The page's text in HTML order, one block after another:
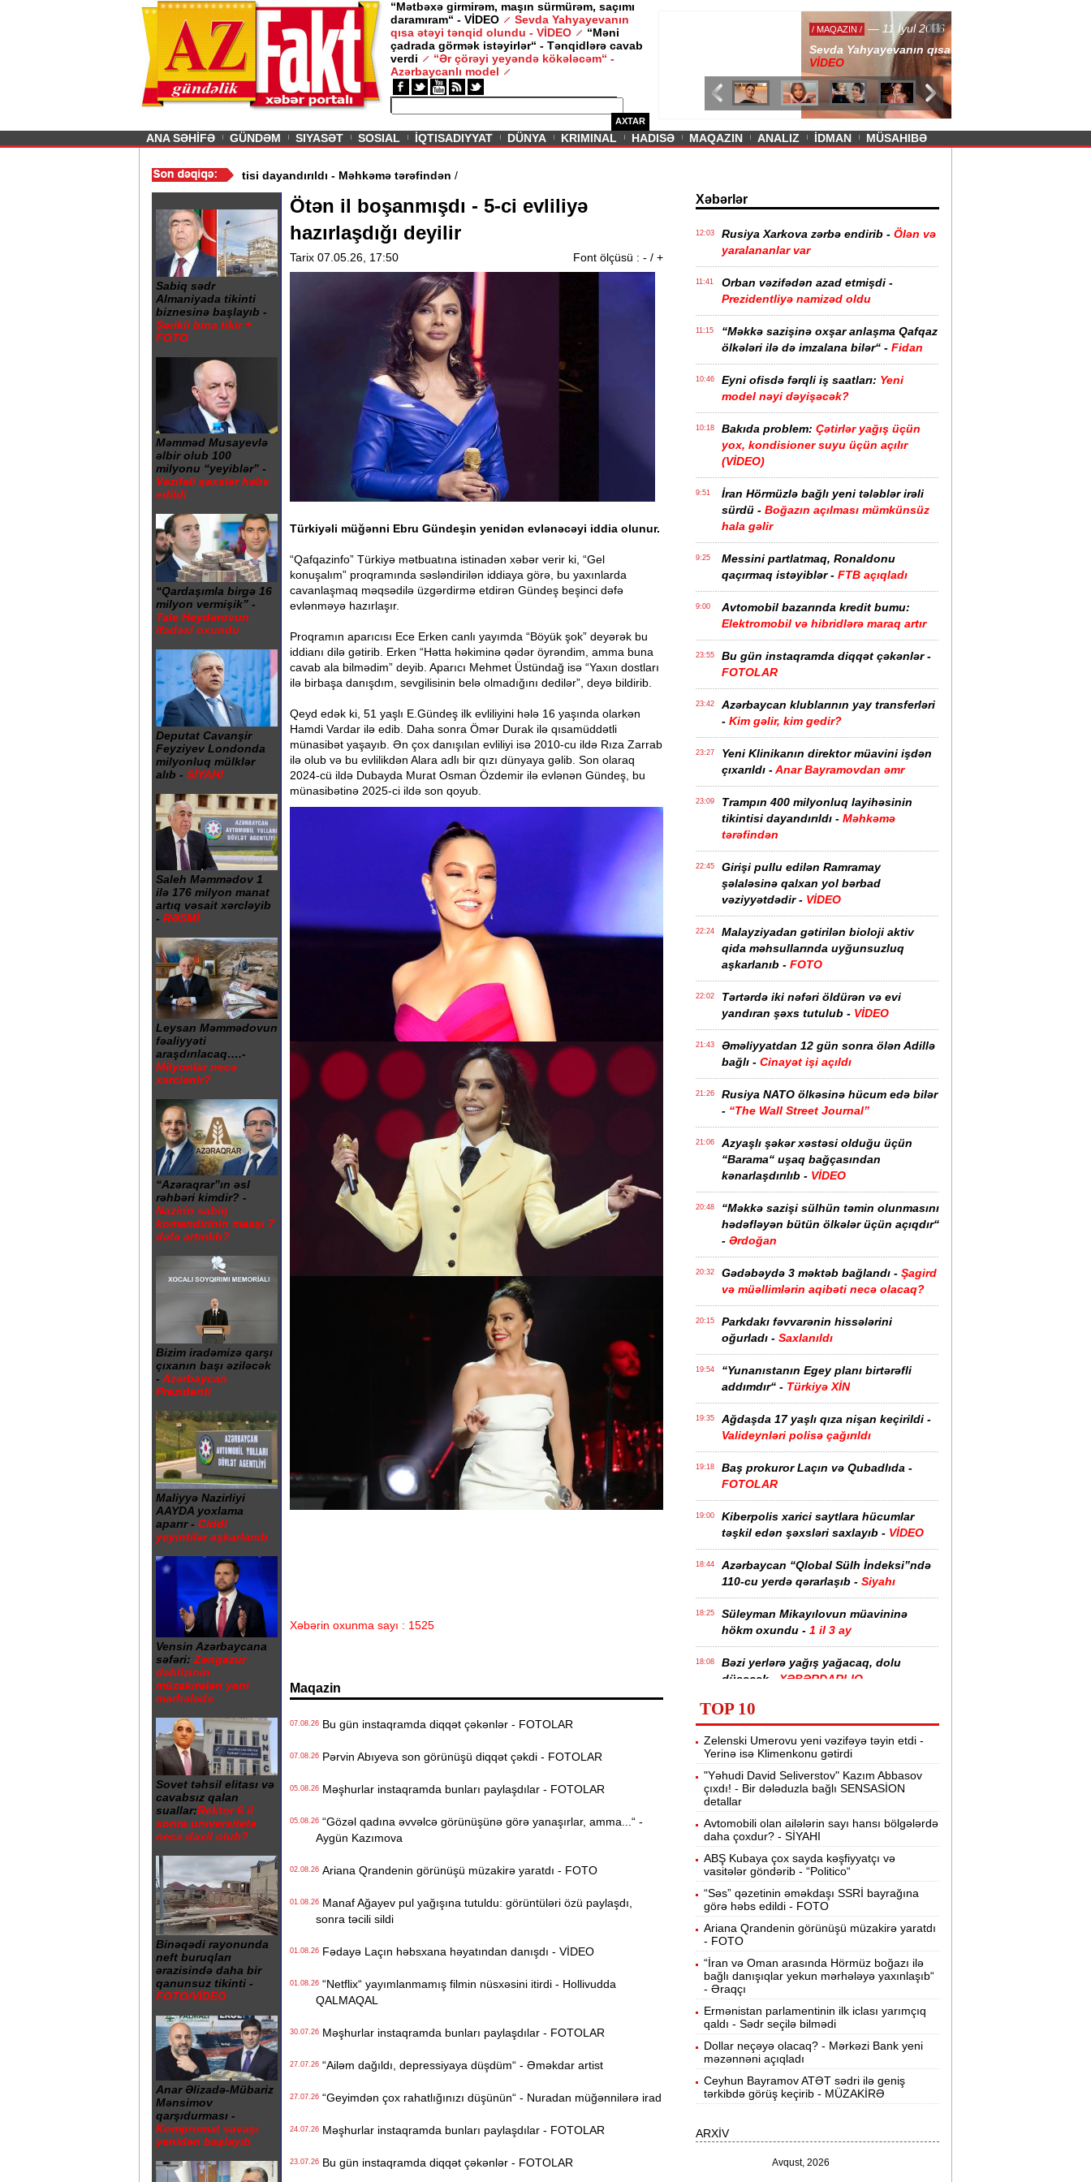
“Mətbəxə girmirəm, maşın sürmürəm, saçımı
daramıram“ - VİDEO
Sevda Yahyayevanın
qısa ətəyi tənqid olundu - VİDEO
“Məni
çadrada görmək istəyirlər“ - Tənqidlərə cavab
verdi
“Ər çörəyi yeyəndə kökələcəm“ -
Azərbaycanlı model
AXTAR
Sevda Yahyayevanın qısa ətəyi tənqid olundu -
Previous
ANA SƏHİFƏ GÜNDƏM SIYASƏT SOSIAL İQTISADIYYAT DÜNYA KRIMINAL HADISƏ MAQAZIN ANALIZ İDMAN MÜSAHIBƏ
Trampın 400 milyonluq layihəsinin tikintisi dayandırıldı - Məhkəmə tərəfindən
Sabiq sədr
Almaniyada tikinti
biznesinə başlayıb -
Şərikli bina tikir +
FOTO
Məmməd Musayevlə
əlbir olub 100
milyonu “yeyiblər” -
Vəzifəli şəxslər həbs
edildi
“Qardaşımla birgə 16
milyon vermişik” -
Tale Heydərovun
ifadəsi oxundu
Deputat Cavanşir
Feyziyev Londonda
milyonluq mülklər
alıb - SİYAHI
Saleh Məmmədov 1
ilə 176 milyon manat
artıq vəsait xərcləyib
- RƏSMİ
Leysan Məmmədovun
fəaliyyəti
araşdırılacaq….-
Milyonlar necə
xərclənir?
“Azəraqrar”ın əsl
rəhbəri kimdir? -
Nazirin sabiq
komandirinin maaşı 7
dəfə artırılıb?
Bizim iradəmizə qarşı
çıxanın başı əziləcək
- Azərbaycan
Prezidenti
Maliyyə Nazirliyi
AAYDA yoxlama
aparır - Ciddi
yeyintilər aşkarlanıb
Vensin Azərbaycana
səfəri: Zəngəzur
dəhlizinin
müzakirələri yeni
mərhələdə
Sovet təhsil elitası və
cavabsız qalan
suallar:Rektor 6 il
sonra universitetə
necə daxil olub?
Binəqədi rayonunda
neft buruqları
ərazisində daha bir
qanunsuz tikinti -
FOTO/VİDEO
Anar Əlizadə-Mübariz
Mənsimov
qarşıdurması -
Kompromat savaşı
yenidən başlayıb
Ötən il boşanmışdı - 5-ci evliliyə
hazırlaşdığı deyilir
Tarix 07.05.26, 17:50 Font ölçüsü : - / +
Türkiyəli müğənni Ebru Gündeşin yenidən evlənəcəyi iddia olunur.
“Qafqazinfo” Türkiyə mətbuatına istinadən xəbər verir ki, “Gel
konuşalım” proqramında səsləndirilən iddiaya görə, bu yaxınlarda
cavanlaşmaq məqsədilə üzgərdirmə etdirən Gündeş beşinci dəfə
evlənməyə hazırlaşır.
Proqramın aparıcısı Ece Erken canlı yayımda “Böyük şok” deyərək bu
iddianı dilə gətirib. Erken “Hətta həkiminə qədər öyrəndim, amma buna
cavab ala bilmədim” deyib. Aparıcı Mehmet Üstündağ isə “Yaxın dostları
ilə birbaşa danışdım, sevgilisinin belə olmadığını dedilər”, deyə bildirib.
Qeyd edək ki, 51 yaşlı E.Gündeş ilk evliliyini hələ 16 yaşında olarkən
Hamdi Vardar ilə edib. Daha sonra Ömər Durak ilə qısamüddətli
münasibət yaşayıb. Ən çox danışılan evliliyi isə 2010-cu ildə Rıza Zarrab
ilə olub və bu evlilikdən Alara adlı bir qızı dünyaya gəlib. Son olaraq
2024-cü ildə Dubayda Murat Osman Özdemir ilə evlənən Gündeş, bu
münasibətinə 2025-ci ildə son qoyub.
Xəbərin oxunma sayı : 1525
Maqazin
07.08.26Bu gün instaqramda diqqət çəkənlər - FOTOLAR
07.08.26Pərvin Abıyeva son görünüşü diqqət çəkdi - FOTOLAR
05.08.26Məşhurlar instaqramda bunları paylaşdılar - FOTOLAR
05.08.26“Gözəl qadına əvvəlcə görünüşünə görə yanaşırlar, amma...“ -
Aygün Kazımova
02.08.26Ariana Qrandenin görünüşü müzakirə yaratdı - FOTO
01.08.26Manaf Ağayev pul yağışına tutuldu: görüntüləri özü paylaşdı,
sonra təcili sildi
01.08.26Fədayə Laçın həbsxana həyatından danışdı - VİDEO
01.08.26“Netflix“ yayımlanmamış filmin nüsxəsini itirdi - Hollivudda
QALMAQAL
30.07.26Məşhurlar instaqramda bunları paylaşdılar - FOTOLAR
27.07.26“Ailəm dağıldı, depressiyaya düşdüm“ - Əməkdar artist
27.07.26“Geyimdən çox rahatlığınızı düşünün“ - Nuradan müğənnilərə irad
24.07.26Məşhurlar instaqramda bunları paylaşdılar - FOTOLAR
23.07.26Bu gün instaqramda diqqət çəkənlər - FOTOLAR
Xəbərlər
12:03 Rusiya Xarkova zərbə endirib - Ölən və
yaralananlar var
11:41
Orban vəzifədən azad etmişdi -
Prezidentliyə namizəd oldu
11:15
“Məkkə sazişinə oxşar anlaşma Qafqaz
ölkələri ilə də imzalana bilər“ - Fidan
10:46 Eyni ofisdə fərqli iş saatları: Yeni
model nəyi dəyişəcək?
10:18 Bakıda problem: Çətirlər yağış üçün
yox, kondisioner suyu üçün açılır
(VİDEO)
9:51
İran Hörmüzlə bağlı yeni tələblər irəli
sürdü - Boğazın açılması mümkünsüz
hala gəlir
9:25
Messini partlatmaq, Ronaldonu
qaçırmaq istəyiblər - FTB açıqladı
9:00
Avtomobil bazarında kredit bumu:
Elektromobil və hibridlərə maraq artır
23:55
Bu gün instaqramda diqqət çəkənlər -
FOTOLAR
23:42
Azərbaycan klublarının yay transferləri
- Kim gəlir, kim gedir?
23:27
Yeni Klinikanın direktor müavini işdən
çıxarıldı -Anar Bayramovdan əmr
23:09
Trampın 400 milyonluq layihəsinin
tikintisi dayandırıldı - Məhkəmə
tərəfindən
22:45
Girişi pullu edilən Ramramay
şəlaləsinə qalxan yol bərbad
vəziyyətdədir - VİDEO
22:24
Malayziyadan gətirilən bioloji aktiv
qida məhsullarında uyğunsuzluq
aşkarlanıb - FOTO
22:02
Tərtərdə iki nəfəri öldürən və evi
yandıran şəxs tutulub - VİDEO
21:43
Əməliyyatdan 12 gün sonra ölən Adillə
bağlı - Cinayət işi açıldı
21:26
Rusiya NATO ölkəsinə hücum edə bilər
- “The Wall Street Journal”
21:06
Azyaşlı şəkər xəstəsi olduğu üçün
“Barama“ uşaq bağçasından
kənarlaşdırılıb - VİDEO
20:48
“Məkkə sazişi sülhün təmin olunmasını
hədəfləyən bütün ölkələr üçün açıqdır“
- Ərdoğan
20:32 Gədəbəydə 3 məktəb bağlandı - Şagird
və müəllimlərin aqibəti necə olacaq?
20:15
Parkdakı fəvvarənin hissələrini
oğurladı - Saxlanıldı
19:54
“Yunanıstanın Egey planı birtərəfli
addımdır“ - Türkiyə XİN
19:35
Ağdaşda 17 yaşlı qıza nişan keçirildi -
Valideynləri polisə çağırıldı
19:18
Baş prokuror Laçın və Qubadlıda -
FOTOLAR
19:00
Kiberpolis xarici saytlara hücumlar
təşkil edən şəxsləri saxlayıb - VİDEO
18:44
Azərbaycan “Qlobal Sülh İndeksi”ndə
110-cu yerdə qərarlaşıb - Siyahı
18:25
Süleyman Mikayılovun müavininə
hökm oxundu - 1 il 3 ay
18:08
Bəzi yerlərə yağış yağacaq, dolu
düşəcək -
XƏBƏRDARLIQ
17:50 “Kəpəz“ Hospitalında faciə:
plastik əməliyyatdan sonra öldü
17:34
“Azərlotereya” yalnız uduşu reklam
edir -Bəs uduşsuz biletlərin sayı niyə
açıqlanmır?
17:20
Həftəsonu güclü külək əsəcək -
XƏBƏRDARLIQ
17:05 Dollar neçəyə olacaq? -
günlük məzənnəni açıqladı
Azərbaycanda vergi borcları 4 milyard
manatı keçib -Hesabat
16:29
Putin hakimiyyətini qorumaq tapşırığı
verib - Rusiya elitasında FSB xofu
Jurnalistika ixtisası üzrə qabiliyyət
imtahanının nəticəsi:543 nəfər məqbul
qiymət aldı
16:01
Gəncə şəhərində 20 Yanvar abidəsi
zibillik içində -Əbədi məşəl sönüb
Türkiyə saziş imzalayıb -
TOP 10
Zelenski Umerovu yeni vəzifəyə təyin etdi -
Yerinə isə Klimenkonu gətirdi
"Yəhudi David Seliverstov" Kazım Abbasov
çıxdı! - Bir dələduzla bağlı SENSASİON
detallar
Avtomobili olan ailələrin sayı hansı bölgələrdə
daha çoxdur? - SİYAHI
ABŞ Kubaya çox sayda kəşfiyyatçı və
vasitələr göndərib - “Politico“
“Səs” qəzetinin əməkdaşı SSRİ bayrağına
görə həbs edildi - FOTO
Ariana Qrandenin görünüşü müzakirə yaratdı
- FOTO
“İran və Oman arasında Hörmüz boğazı ilə
bağlı danışıqlar yekun mərhələyə yaxınlaşıb“
- Əraqçı
Ermənistan parlamentinin ilk iclası yarımçıq
qaldı - Sədr seçilə bilmədi
Dollar neçəyə olacaq? - Mərkəzi Bank yeni
məzənnəni açıqladı
Ceyhun Bayramov ATƏT sədri ilə geniş
tərkibdə görüş keçirib - MÜZAKİRƏ
ARXİV
Avqust, 2026